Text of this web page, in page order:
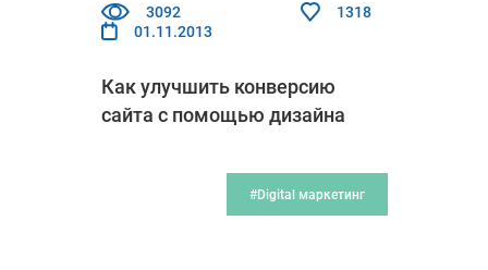
3092
1318
01.11.2013
Как улучшить конверсию
сайта с помощью дизайна
#Digital маркетинг